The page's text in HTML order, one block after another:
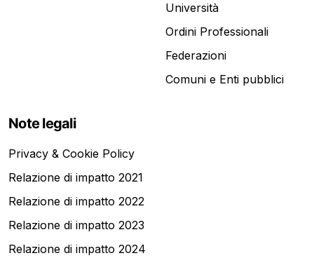
Università
Ordini Professionali
Federazioni
Comuni e Enti pubblici
Note legali
Privacy & Cookie Policy
Relazione di impatto 2021
Relazione di impatto 2022
Relazione di impatto 2023
Relazione di impatto 2024